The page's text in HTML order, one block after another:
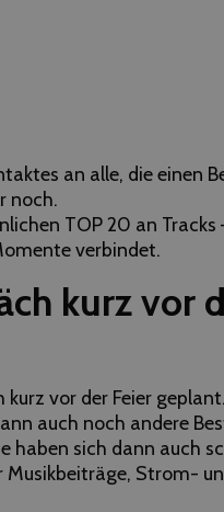
an alle, die einen
noch.
TOP 20 an
verbindet.
kurz vor
kurz vor der Feier
auch noch andere
haben sich dann auch
Strom-